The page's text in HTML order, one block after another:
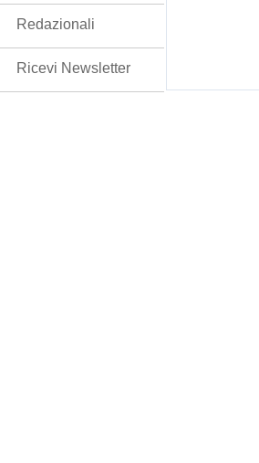
Redazionali
Ricevi Newsletter